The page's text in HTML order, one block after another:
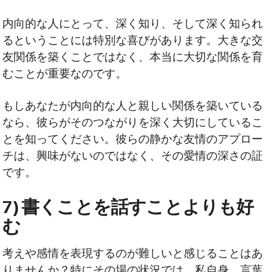
内向的な人にとって、深く知り、そして深く知られ
るということには特別な喜びがあります。大きな交
友関係を築くことではなく、本当に大切な関係を育
むことが重要なのです。
もしあなたが内向的な人と親しい関係を築いている
なら、彼らがそのつながりを深く大切にしているこ
とを知ってください。彼らの静かな友情のアプロー
チは、興味がないのではなく、その愛情の深さの証
です。
7) 書くことを話すことよりも好
む
考えや感情を表現するのが難しいと感じることはあ